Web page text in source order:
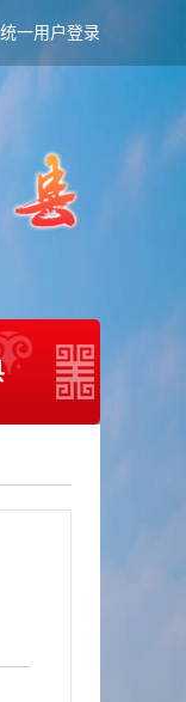
统一用户登录